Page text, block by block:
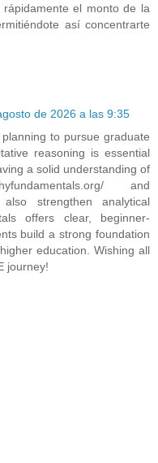
el monto de la
así concentrarte
de 2026 a las 9:35
to pursue graduate
reasoning is essential
a solid understanding of
and
strengthen analytical
offers clear, beginner-
build a strong foundation
education. Wishing all
journey!